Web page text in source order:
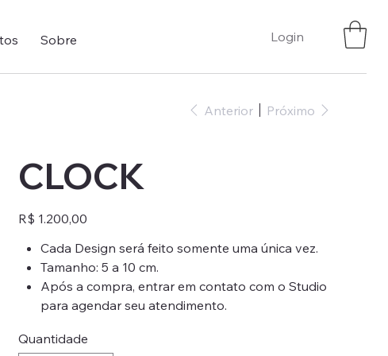
Sobre Login
Anterior Próximo
CLOCK
Preço
R$ 1.200,00
Cada Design será feito somente uma única vez.
Tamanho: 5 a 10 cm.
Após a compra, entrar em contato com o Studio
para agendar seu atendimento.
Quantidade